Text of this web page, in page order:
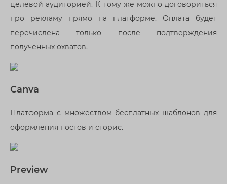
целевой аудиторией. К тому же можно договориться
про рекламу прямо на платформе. Оплата будет
перечислена только после подтверждения
полученных охватов.
Canva
Платформа с множеством бесплатных шаблонов для
оформления постов и сторис.
Preview